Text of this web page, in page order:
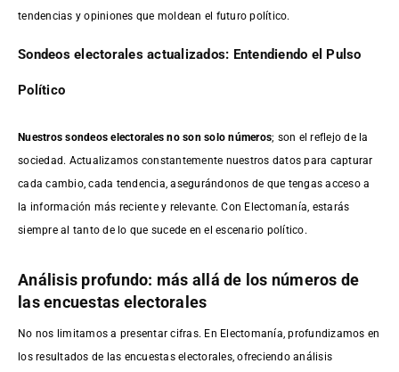
tendencias y opiniones que moldean el futuro político.
Sondeos electorales actualizados: Entendiendo el Pulso
Político
Nuestros sondeos electorales no son solo números; son el reflejo de la
sociedad. Actualizamos constantemente nuestros datos para capturar
cada cambio, cada tendencia, asegurándonos de que tengas acceso a
la información más reciente y relevante. Con Electomanía, estarás
siempre al tanto de lo que sucede en el escenario político.
Análisis profundo: más allá de los números de
las encuestas electorales
No nos limitamos a presentar cifras. En Electomanía, profundizamos en
los resultados de las encuestas electorales, ofreciendo análisis